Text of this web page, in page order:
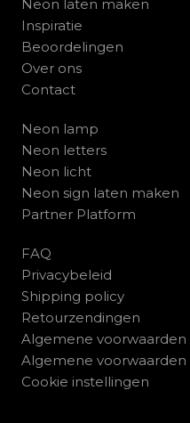
Neon laten maken
Inspiratie
Beoordelingen
Over ons
Contact
Neon lamp
Neon letters
Neon licht
Neon sign laten maken
Partner Platform
FAQ
Privacybeleid
Shipping policy
Retourzendingen
Algemene voorwaarden
Algemene voorwaarden
Cookie instellingen